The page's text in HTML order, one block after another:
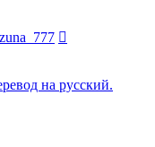
на русский.